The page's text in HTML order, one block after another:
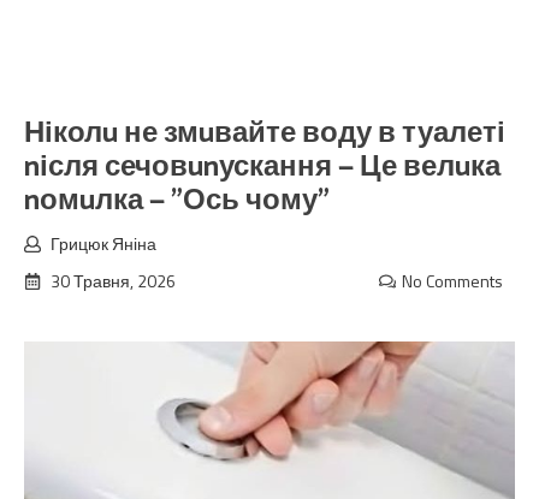
Ніколu не змuвайте воду в туалеті
nісля сечовunускання — Це велuка
nомuлка — ”Ось чому”
Грицюк Яніна
30 Травня, 2026
No Comments